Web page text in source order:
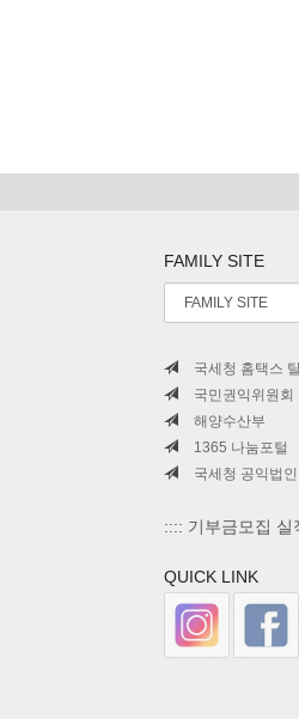
FAMILY SITE
국세청 홈택스
국민권익위원회
해양수산부
1365 나눔포털
국세청 공익법
:::: 기부금모집 실
QUICK LINK